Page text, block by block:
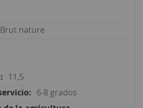
Brut nature
11,5
6-8 grados